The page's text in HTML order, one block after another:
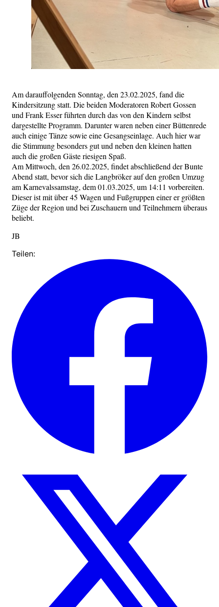
Am darauffolgenden Sonntag, den 23.02.2025, fand die
Kindersitzung statt. Die beiden Moderatoren Robert Gossen
und Frank Esser führten durch das von den Kindern selbst
dargestellte Programm. Darunter waren neben einer Büttenrede
auch einige Tänze sowie eine Gesangseinlage. Auch hier war
die Stimmung besonders gut und neben den kleinen hatten
auch die großen Gäste riesigen Spaß.
Am Mittwoch, den 26.02.2025, findet abschließend der Bunte
Abend statt, bevor sich die Langbröker auf den großen Umzug
am Karnevalssamstag, dem 01.03.2025, um 14:11 vorbereiten.
Dieser ist mit über 45 Wagen und Fußgruppen einer er größten
Züge der Region und bei Zuschauern und Teilnehmern überaus
beliebt.
JB
Teilen: